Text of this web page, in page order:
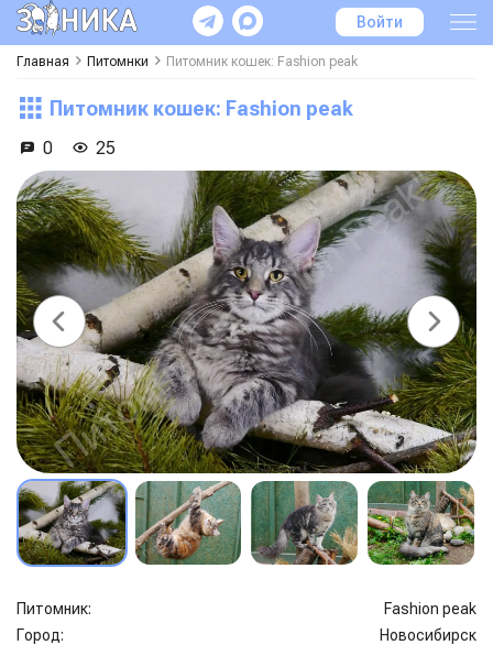
Войти
Главная Питомнки Питомник кошек: Fashion peak
Питомник кошек: Fashion peak
0 25
Питомник:
Fashion peak
Город:
Новосибирск